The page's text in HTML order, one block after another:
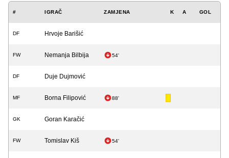
# IGRAČ ZAMJENA K A GOL
DF Hrvoje Barišić
FW Nemanja Bilbija 54'
DF Duje Dujmović
MF Borna Filipović 88'
GK Goran Karačić
FW Tomislav Kiš 54'